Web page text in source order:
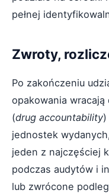
pełnej
Zwroty,
Po zakończeniu
opakowania wracają
(drug accountability
jednostek
jeden z najczęściej
podczas audytów i
lub zwrócone